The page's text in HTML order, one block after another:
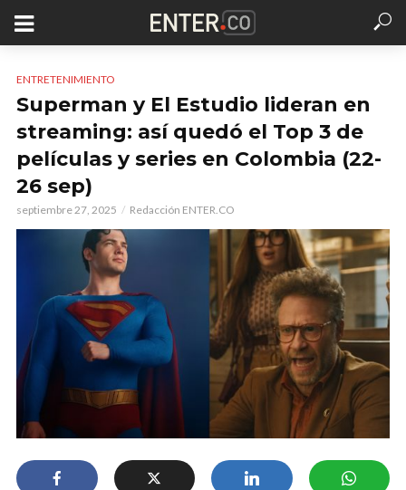
ENTRETENIMIENTO
Superman y El Estudio lideran en
streaming: así quedó el Top 3 de
películas y series en Colombia (22-
26 sep)
septiembre 27, 2025 Redacción ENTER.CO